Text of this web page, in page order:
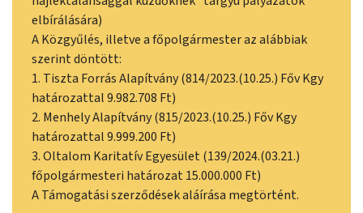
elbírálására)
A Közgyűlés, illetve a főpolgármester az alábbiak
szerint döntött:
1. Tiszta Forrás Alapítvány (814/2023.(10.25.) Főv Kgy
határozattal 9.982.708 Ft)
2. Menhely Alapítvány (815/2023.(10.25.) Főv Kgy
határozattal 9.999.200 Ft)
3. Oltalom Karitatív Egyesület (139/2024.(03.21.)
főpolgármesteri határozat 15.000.000 Ft)
A Támogatási szerződések aláírása megtörtént.